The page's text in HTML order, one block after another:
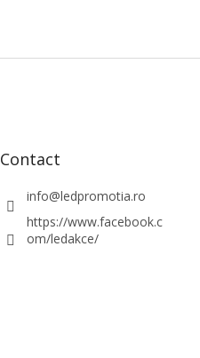
Contact
info@ledpromotia.ro
https://www.facebook.c
om/ledakce/